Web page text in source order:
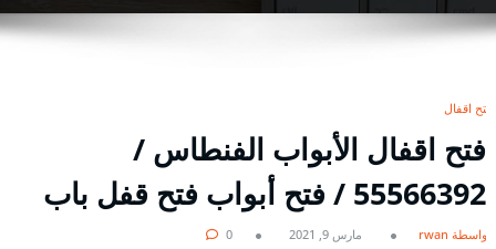
فتح اقفال
فتح اقفال الأبواب الفنطاس /
55566392 / فتح أبواب فتح قفل باب
بواسطة rwan مارس 9, 2021 0